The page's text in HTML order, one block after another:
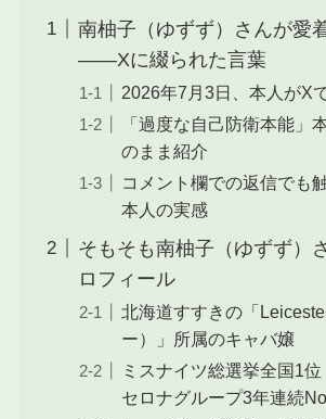
南柚子（ゆずず）さんが愛
——Xに綴られた言葉
2026年7月3日、本人がX
「過度な自己防衛本能」
のまま紹介
コメント欄での返信でも
本人の実感
そもそも南柚子（ゆずず）
ロフィール
北海道すすきの「
ー）」所属のキャバ嬢
ミスナイツ総選挙全国1
セロナグループ3年連続